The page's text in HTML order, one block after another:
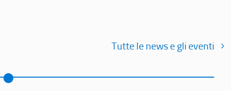
Tutte le news e gli eventi